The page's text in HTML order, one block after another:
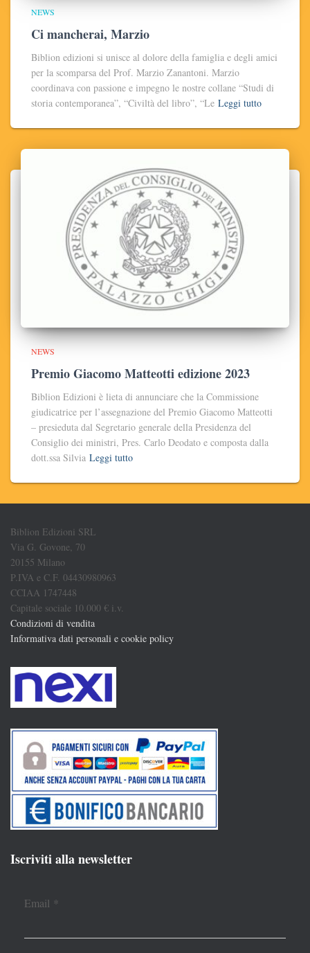
NEWS
Ci mancherai, Marzio
Biblion edizioni si unisce al dolore della famiglia e degli amici
per la scomparsa del Prof. Marzio Zanantoni. Marzio
coordinava con passione e impegno le nostre collane “Studi di
storia contemporanea”, “Civiltà del libro”, “Le Leggi tutto
NEWS
Premio Giacomo Matteotti edizione 2023
Biblion Edizioni è lieta di annunciare che la Commissione
giudicatrice per l’assegnazione del Premio Giacomo Matteotti
– presieduta dal Segretario generale della Presidenza del
Consiglio dei ministri, Pres. Carlo Deodato e composta dalla
dott.ssa Silvia Leggi tutto
Biblion Edizioni SRL
Via G. Govone, 70
20155 Milano
P.IVA e C.F. 04430980963
CCIAA 1747448
Capitale sociale 10.000 € i.v.
Condizioni di vendita
Informativa dati personali e cookie policy
Iscriviti alla newsletter
Email *